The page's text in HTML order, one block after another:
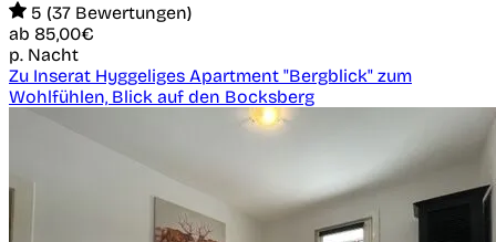
5 (37 Bewertungen)
ab 85,00€
p. Nacht
Zu Inserat Hyggeliges Apartment "Bergblick" zum
Wohlfühlen, Blick auf den Bocksberg